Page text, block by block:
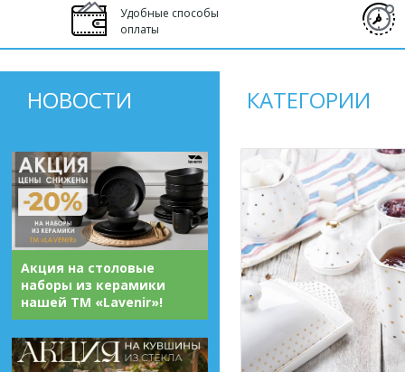
Удобные способы
оплаты
НОВОСТИ
Акция на столовые
наборы из керамики
нашей ТМ «Lavenir»!
КАТЕГОРИИ